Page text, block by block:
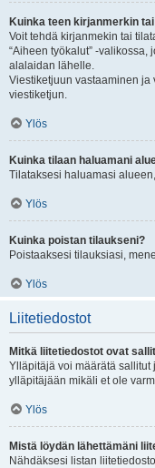
Kuinka teen kirjanmerkin
Voit tehdä kirjanmekin tai
“Aiheen työkalut” -
alalaidan lähelle.
Viestiketjuun vastaaminen ja
viestiketjun.
Ylös
Kuinka tilaan haluamani
Tilataksesi haluamasi
Ylös
Kuinka poistan tilaukseni?
Poistaaksesi tilauksiasi,
Ylös
Liitetiedostot
Mitkä liitetiedostot ovat
Ylläpitäjä voi määrätä sallitut
ylläpitäjään mikäli et ole
Ylös
Mistä löydän lähettämäni
Nähdäksesi listan